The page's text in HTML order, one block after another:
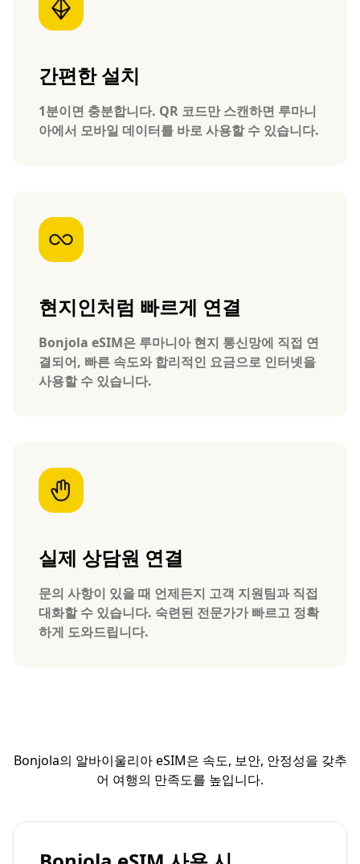
간편한 설치
1분이면 충분합니다. QR 코드만 스캔하면 루마니
아에서 모바일 데이터를 바로 사용할 수 있습니다.
현지인처럼 빠르게 연결
Bonjola eSIM은 루마니아 현지 통신망에 직접 연
결되어, 빠른 속도와 합리적인 요금으로 인터넷을
사용할 수 있습니다.
실제 상담원 연결
문의 사항이 있을 때 언제든지 고객 지원팀과 직접
대화할 수 있습니다. 숙련된 전문가가 빠르고 정확
하게 도와드립니다.
Bonjola의 알바이울리아 eSIM은 속도, 보안, 안정성을 갖추
어 여행의 만족도를 높입니다.